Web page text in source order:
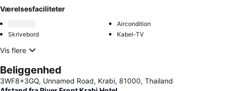
Værelsesfaciliteter
Aircondition
Skrivebord
Kabel-TV
Vis flere
Beliggenhed
3WF8+3GQ, Unnamed Road, Krabi, 81000, Thailand